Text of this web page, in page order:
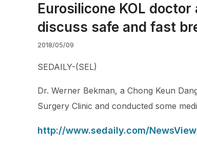
Eurosilicone KOL
discuss safe and fast
2018/05/09
SEDAILY-(SEL)
Dr. Werner Bekman, a Chong Keun
Surgery Clinic and conducted some
http://www.sedaily.com/NewsView/